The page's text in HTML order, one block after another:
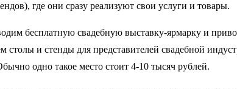
где они сразу реализуют свои услуги и товары.
бесплатную свадебную выставку-ярмарку и
столы и стенды для представителей свадебной
одно такое место стоит 4-10 тысяч рублей.